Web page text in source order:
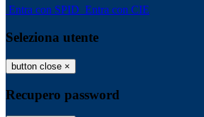
Entra con SPID Entra con CIE
Seleziona utente
button close ×
Recupero password